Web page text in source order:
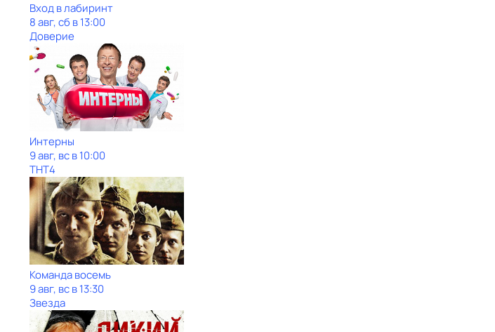
Вход в лабиринт
8 авг, сб в 13:00
Доверие
Интерны
9 авг, вс в 10:00
ТНТ4
Команда восемь
9 авг, вс в 13:30
Звезда